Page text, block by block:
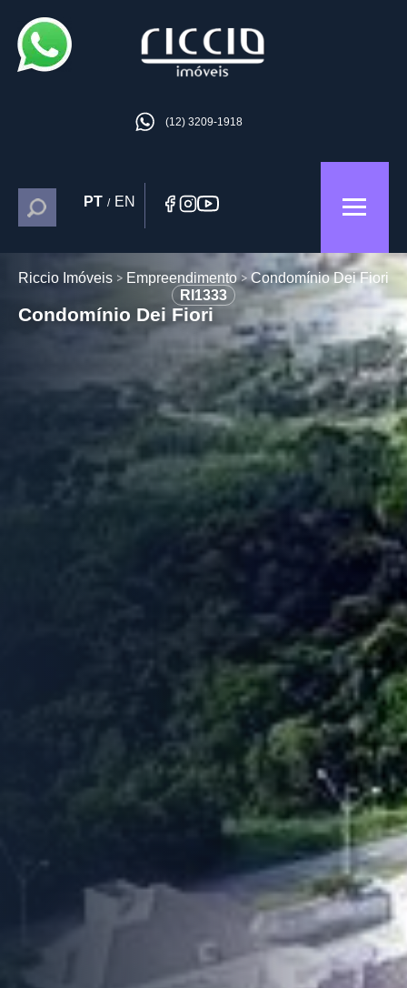
(12) 3209-1918
PT / EN
Riccio Imóveis Empreendimento
Condomínio Dei Fiori
RI1333
Condomínio Dei Fiori